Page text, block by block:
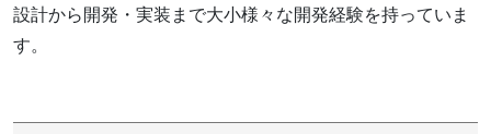
設計から開発・実装まで大小様々な開発経験を持っていま
す。